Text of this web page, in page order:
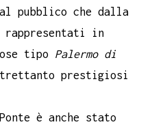
pubblico che dalla
in
tipo Palermo di
prestigiosi
è anche stato